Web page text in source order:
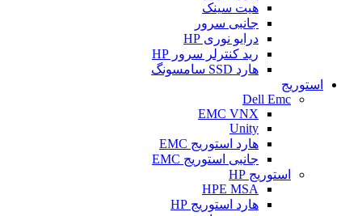
هیت سینک
جانبی سرور
درایو نوری HP
رید کنترلر سرور HP
هارد SSD سامسونگ
استوریج
Dell Emc
EMC VNX
Unity
هارد استوریج EMC
جانبی استوریج EMC
استوریج HP
HPE MSA
هارد استوریج HP